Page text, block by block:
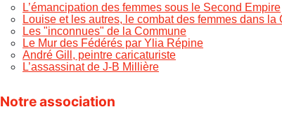
L’émancipation des femmes sous le Second Empire
Louise et les autres, le combat des femmes dans la
Les "inconnues" de la Commune
Le Mur des Fédérés par Ylia Répine
André Gill, peintre caricaturiste
L’assassinat de J-B Millière
Notre association